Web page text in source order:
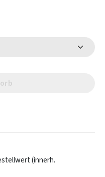
(innerh.